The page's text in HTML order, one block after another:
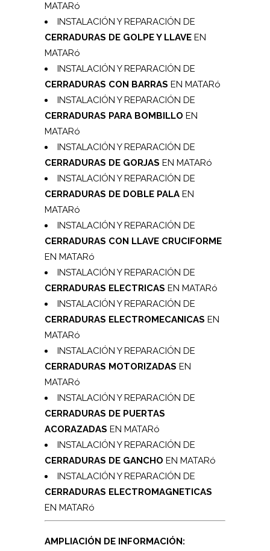
MATARó
INSTALACIÓN Y REPARACIÓN DE
CERRADURAS DE GOLPE Y LLAVE EN
MATARó
INSTALACIÓN Y REPARACIÓN DE
CERRADURAS CON BARRAS EN MATARó
INSTALACIÓN Y REPARACIÓN DE
CERRADURAS PARA BOMBILLO EN
MATARó
INSTALACIÓN Y REPARACIÓN DE
CERRADURAS DE GORJAS EN MATARó
INSTALACIÓN Y REPARACIÓN DE
CERRADURAS DE DOBLE PALA EN
MATARó
INSTALACIÓN Y REPARACIÓN DE
CERRADURAS CON LLAVE CRUCIFORME
EN MATARó
INSTALACIÓN Y REPARACIÓN DE
CERRADURAS ELECTRICAS EN MATARó
INSTALACIÓN Y REPARACIÓN DE
CERRADURAS ELECTROMECANICAS EN
MATARó
INSTALACIÓN Y REPARACIÓN DE
CERRADURAS MOTORIZADAS EN
MATARó
INSTALACIÓN Y REPARACIÓN DE
CERRADURAS DE PUERTAS
ACORAZADAS EN MATARó
INSTALACIÓN Y REPARACIÓN DE
CERRADURAS DE GANCHO EN MATARó
INSTALACIÓN Y REPARACIÓN DE
CERRADURAS ELECTROMAGNETICAS
EN MATARó
AMPLIACIÓN DE INFORMACIÓN: